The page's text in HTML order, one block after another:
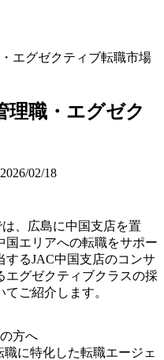
エグゼクティブ転職市場
理職・エグゼク
2026/02/18
は、広島に中国支店を置
国エリアへの転職をサポー
するJAC中国支店のコンサ
エグゼクティブクラスの採
ご紹介します。
方へ
職に特化した転職エージェ